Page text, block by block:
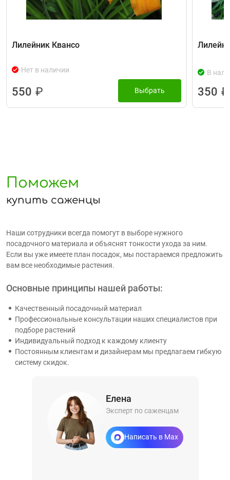
Лилейник Квансо
Нет в наличии
550 ₽ Выбрать
В
350 ₽
Поможем
купить саженцы
Наши сотрудники всегда помогут в выборе нужного
посадочного материала и объяснят тонкости ухода за ним.
Если вы уже имеете план посадок, мы постараемся предложить
вам все необходимые растения.
Основные принципы нашей работы:
Качественный посадочный материал
Профессиональные консультации наших специалистов при
подборе растений
Индивидуальный подход к каждому клиенту
Постоянным клиентам и дизайнерам мы предлагаем гибкую
систему скидок.
Елена
Эксперт по саженцам
Написать в Max